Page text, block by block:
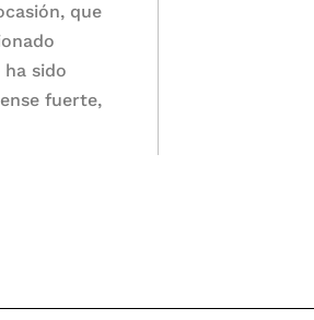
que
sido
fuerte,